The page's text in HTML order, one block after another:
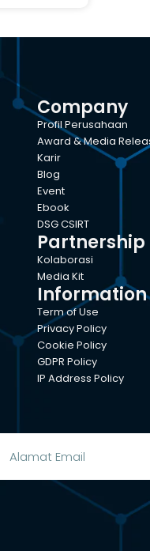
Company
Profil Perusahaan
Award & Media
Karir
Blog
Event
Ebook
DSG CSIRT
Partnership
Kolaborasi
Media Kit
Information
Term of Use
Privacy Policy
Cookie Policy
GDPR Policy
IP Address Policy